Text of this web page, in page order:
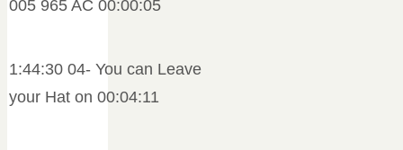
005 965 AC 00:00:05
1:44:30 04- You can Leave
your Hat on 00:04:11